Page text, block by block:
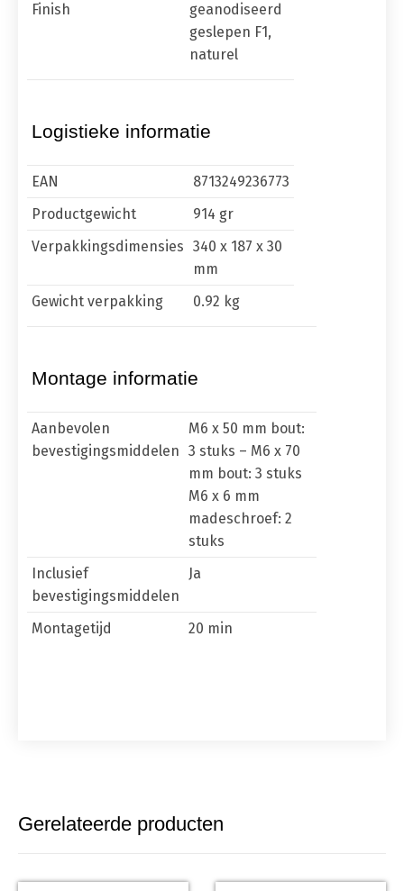
Finish
geanodiseerd
geslepen F1,
naturel
Logistieke informatie
EAN
8713249236773
Productgewicht
914 gr
Verpakkingsdimensies 340 x 187 x 30
mm
Gewicht verpakking
0.92 kg
Montage informatie
Aanbevolen
bevestigingsmiddelen
M6 x 50 mm bout:
3 stuks – M6 x 70
mm bout: 3 stuks
M6 x 6 mm
madeschroef: 2
stuks
Inclusief
bevestigingsmiddelen
Ja
Montagetijd 20 min
Gerelateerde producten